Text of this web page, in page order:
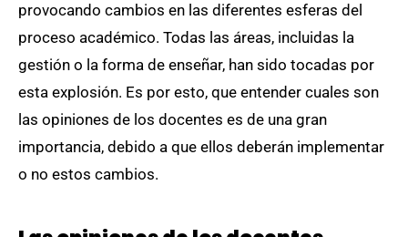
provocando cambios en las diferentes esferas del
proceso académico. Todas las áreas, incluidas la
gestión o la forma de enseñar, han sido tocadas por
esta explosión. Es por esto, que entender cuales son
las opiniones de los docentes es de una gran
importancia, debido a que ellos deberán implementar
o no estos cambios.